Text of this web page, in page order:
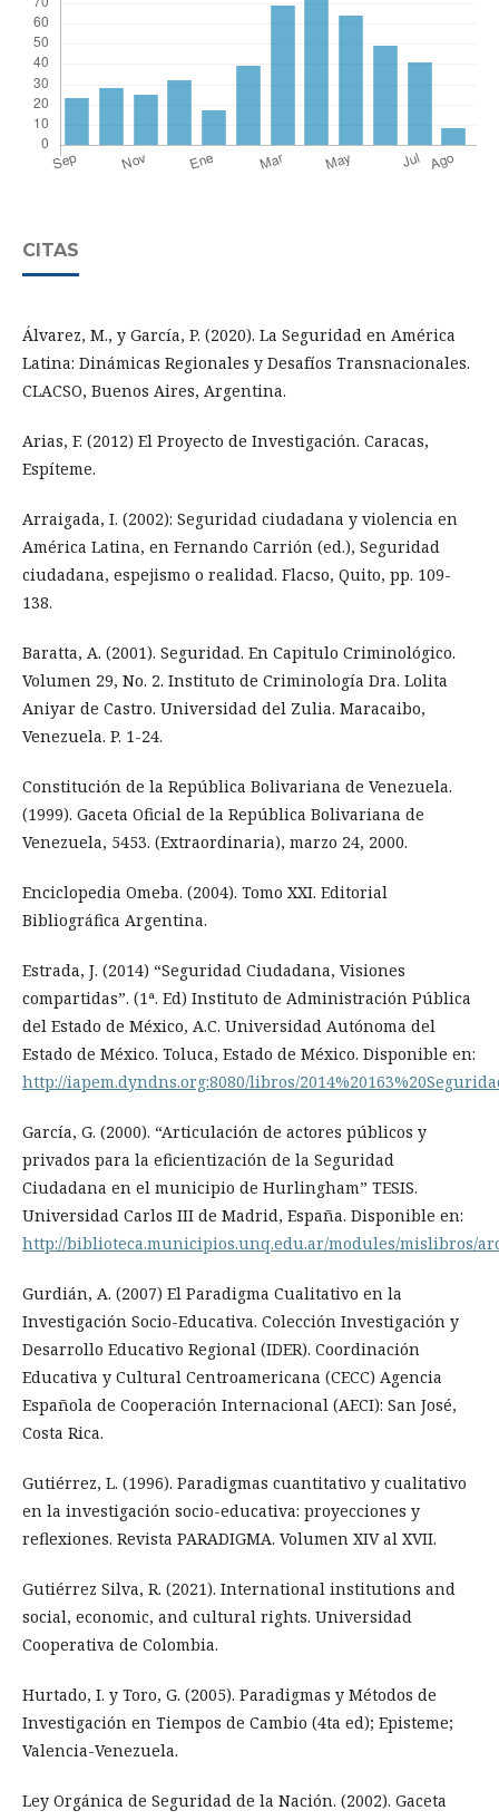
CITAS
Álvarez, M., y García, P. (2020). La Seguridad en América
Latina: Dinámicas Regionales y Desafíos Transnacionales.
CLACSO, Buenos Aires, Argentina.
Arias, F. (2012) El Proyecto de Investigación. Caracas,
Espíteme.
Arraigada, I. (2002): Seguridad ciudadana y violencia en
América Latina, en Fernando Carrión (ed.), Seguridad
ciudadana, espejismo o realidad. Flacso, Quito, pp. 109-
138.
Baratta, A. (2001). Seguridad. En Capitulo Criminológico.
Volumen 29, No. 2. Instituto de Criminología Dra. Lolita
Aniyar de Castro. Universidad del Zulia. Maracaibo,
Venezuela. P. 1-24.
Constitución de la República Bolivariana de Venezuela.
(1999). Gaceta Oficial de la República Bolivariana de
Venezuela, 5453. (Extraordinaria), marzo 24, 2000.
Enciclopedia Omeba. (2004). Tomo XXI. Editorial
Bibliográfica Argentina.
Estrada, J. (2014) “Seguridad Ciudadana, Visiones
compartidas”. (1ª. Ed) Instituto de Administración Pública
del Estado de México, A.C. Universidad Autónoma del
Estado de México. Toluca, Estado de México. Disponible en:
http://iapem.dyndns.org:8080/libros/
García, G. (2000). “Articulación de actores públicos y
privados para la eficientización de la Seguridad
Ciudadana en el municipio de Hurlingham” TESIS.
Universidad Carlos III de Madrid, España. Disponible en:
http://biblioteca.municipios.unq.edu.ar/modules/mislibros/
Gurdián, A. (2007) El Paradigma Cualitativo en la
Investigación Socio-Educativa. Colección Investigación y
Desarrollo Educativo Regional (IDER). Coordinación
Educativa y Cultural Centroamericana (CECC) Agencia
Española de Cooperación Internacional (AECI): San José,
Costa Rica.
Gutiérrez, L. (1996). Paradigmas cuantitativo y cualitativo
en la investigación socio-educativa: proyecciones y
reflexiones. Revista PARADIGMA. Volumen XIV al XVII.
Gutiérrez Silva, R. (2021). International institutions and
social, economic, and cultural rights. Universidad
Cooperativa de Colombia.
Hurtado, I. y Toro, G. (2005). Paradigmas y Métodos de
Investigación en Tiempos de Cambio (4ta ed); Episteme;
Valencia-Venezuela.
Ley Orgánica de Seguridad de la Nación. (2002). Gaceta